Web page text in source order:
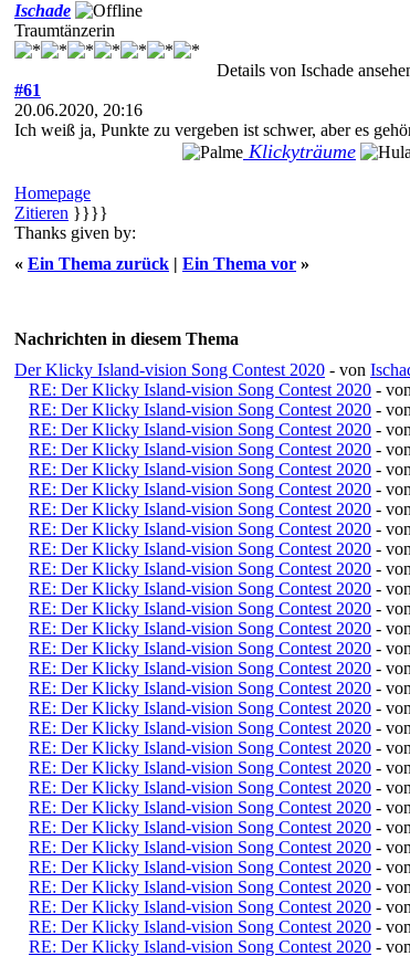
Ischade
Traumtänzerin
Details von Ischade
#61
20.06.2020, 20:16
Ich weiß ja, Punkte zu vergeben ist schwer, aber es
Klickyträume
Homepage
Zitieren }}}}
Thanks given by:
« Ein Thema zurück | Ein Thema vor »
Nachrichten in diesem Thema
Der Klicky Island-vision Song Contest 2020 - von
RE: Der Klicky Island-vision Song Contest 2020 - von
RE: Der Klicky Island-vision Song Contest 2020 - von
RE: Der Klicky Island-vision Song Contest 2020 - von
RE: Der Klicky Island-vision Song Contest 2020 - von
RE: Der Klicky Island-vision Song Contest 2020 - von
RE: Der Klicky Island-vision Song Contest 2020 - von
RE: Der Klicky Island-vision Song Contest 2020 - von
RE: Der Klicky Island-vision Song Contest 2020 - von
RE: Der Klicky Island-vision Song Contest 2020 - von
RE: Der Klicky Island-vision Song Contest 2020 - von
RE: Der Klicky Island-vision Song Contest 2020 - von
RE: Der Klicky Island-vision Song Contest 2020 - von
RE: Der Klicky Island-vision Song Contest 2020 - von
RE: Der Klicky Island-vision Song Contest 2020 - von
RE: Der Klicky Island-vision Song Contest 2020 - von
RE: Der Klicky Island-vision Song Contest 2020 - von
RE: Der Klicky Island-vision Song Contest 2020 - von
RE: Der Klicky Island-vision Song Contest 2020 - von
RE: Der Klicky Island-vision Song Contest 2020 - von
RE: Der Klicky Island-vision Song Contest 2020 - von
RE: Der Klicky Island-vision Song Contest 2020 - von
RE: Der Klicky Island-vision Song Contest 2020 - von
RE: Der Klicky Island-vision Song Contest 2020 - von
RE: Der Klicky Island-vision Song Contest 2020 - von
RE: Der Klicky Island-vision Song Contest 2020 - von
RE: Der Klicky Island-vision Song Contest 2020 - von
RE: Der Klicky Island-vision Song Contest 2020 - von
RE: Der Klicky Island-vision Song Contest 2020 - von
RE: Der Klicky Island-vision Song Contest 2020 - von